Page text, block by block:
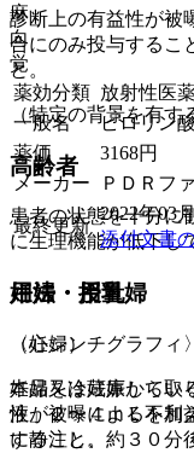
診断上の有益性が被
合にのみ投与するこ
と。
（特定の背景を有す
高齢者
患者の状態を十分に
に生理機能が低下し
妊婦・授乳婦
（妊婦）
妊婦又は妊娠してい
性が被曝による不利
すること。
麻
向
覚
薬効分類 放射性医
一般名
ピロリン
薬価
3168円
メーカー
ＰＤＲフ
最終更新
2022年03
添付文書
用法・用量
〈心シンチグラフィ〉
本品を冷蔵庫から取
液」２〜４ｍＬを加
に静注し、約３０分